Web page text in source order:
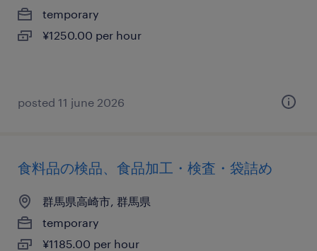
temporary
¥1250.00 per hour
posted 11 june 2026
食料品の検品、食品加工・検査・袋詰め
群馬県高崎市, 群馬県
temporary
¥1185.00 per hour